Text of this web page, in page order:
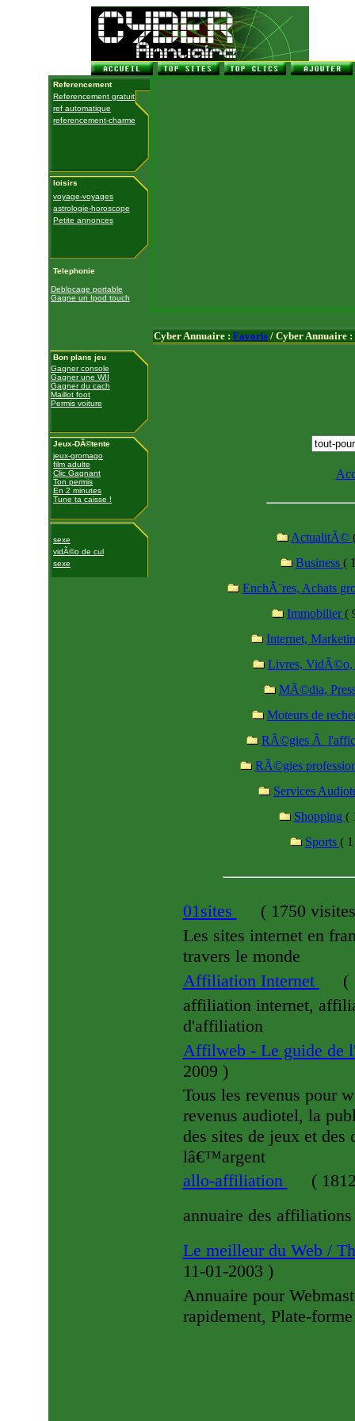
Referencement
Referencement gratuit
ref automatique
referencement-charme
loisirs
voyage-voyages
astrologie-horoscope
Petite annonces
Telephonie
Deblocage portable
Gagne un Ipod touch
Bon plans jeu
Gagner console
Gagner une WII
Gagner du cach
Maillot foot
Permis voiture
Jeux-DÃ©tente
jeux-gromago
film adulte
Clic Gagnant
Ton permis
En 2 minutes
Tune ta caisse !
sexe
vidÃ©o de cul
sexe
Cyber Annuaire : Favoris / Cyber Annuaire :
ActualitÃ©
Business (
EnchÃ¨res, Achats
Immobilier(
Internet,
Livres,
MÃ©dia,
Moteurs de
RÃ©gies Ã
RÃ©gies
Services
Shopping (
Sports (
01sites (1750
Les sites internet en
travers le monde
Affiliation Internet
(
affiliation internet,
d'affiliation
Affilweb - Le guide de
2009 )
Tous les revenus pour
revenus audiotel, la
des sites de jeux et
lâ€™argent
allo-affiliation
(
annuaire des affiliations
Le meilleur du Web /
11-01-2003 )
Annuaire pour
rapidement, Plate-